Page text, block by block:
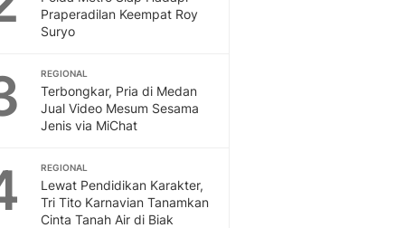
Praperadilan Keempat Roy
Suryo
REGIONAL
Terbongkar, Pria di Medan
Jual Video Mesum Sesama
Jenis via MiChat
REGIONAL
Lewat Pendidikan Karakter,
Tri Tito Karnavian Tanamkan
Cinta Tanah Air di Biak